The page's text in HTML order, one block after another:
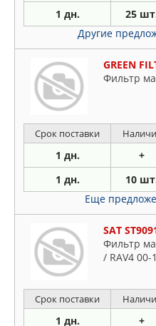
1 дн. 25
Другие
GREEN
Фильтр
Срок поставки
1 дн. +
1 дн. 10
Еще
SAT
Фильтр
/ RAV4 00-
Срок поставки
1 дн. +